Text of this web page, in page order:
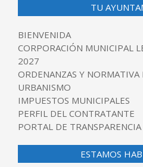
TU
BIENVENIDA
CORPORACIÓN MUNICIPAL
2027
ORDENANZAS Y NORMATIVA
URBANISMO
IMPUESTOS MUNICIPALES
PERFIL DEL CONTRATANTE
PORTAL DE TRANSPARENCIA
ESTAMOS